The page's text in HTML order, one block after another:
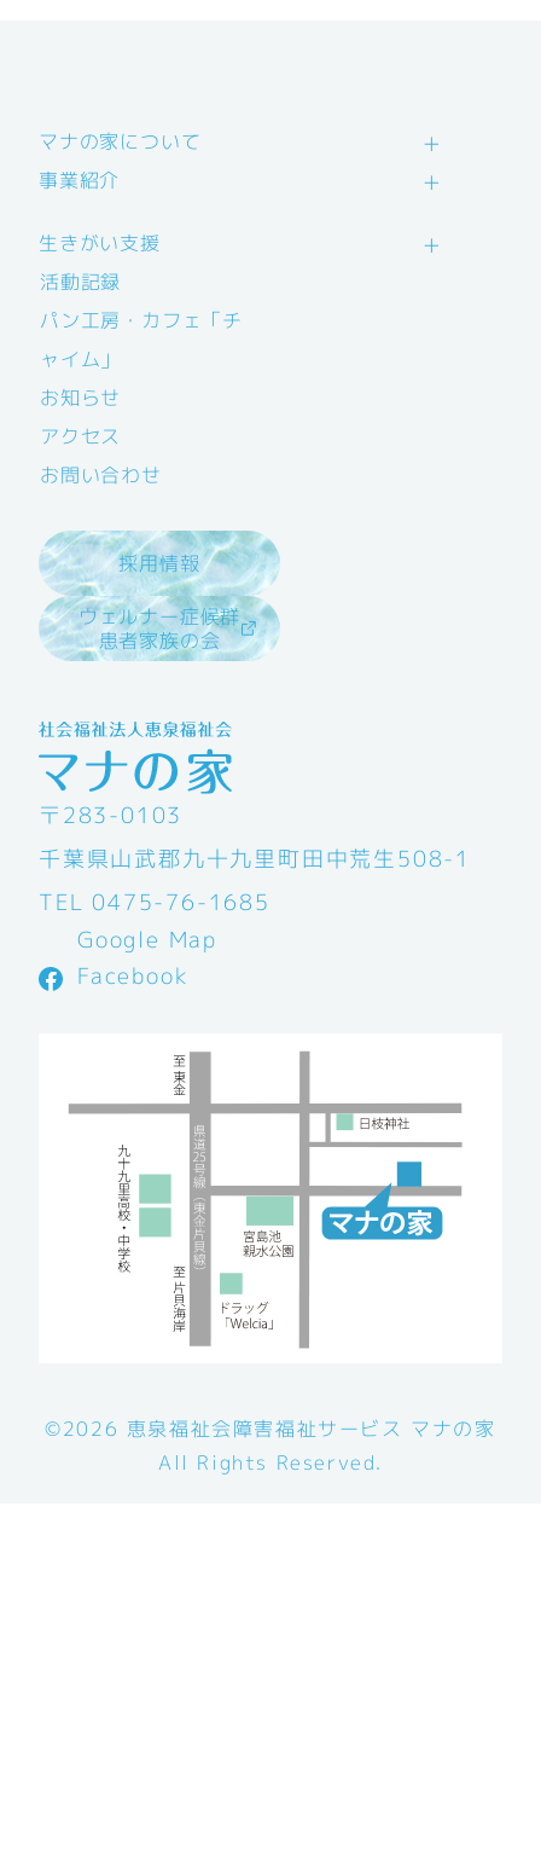
〒283-0103
千葉県山武郡九十九里町田中荒生508-1
TEL 0475-76-1685
Google Map
Facebook
マナの家について
事業紹介
生きがい支援
活動記録
パン工房・カフェ「チ
ャイム」
お知らせ
アクセス
お問い合わせ
採用情報
ウェルナー症候群
患者家族の会
©2026 恵泉福祉会障害福祉サービス マナの家
All Rights Reserved.